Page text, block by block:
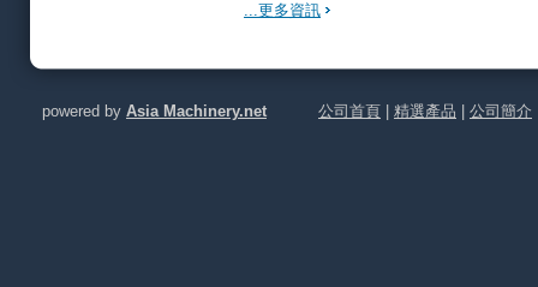
...更多資訊
powered by Asia Machinery.net 公司首頁 精選產品 公司簡介